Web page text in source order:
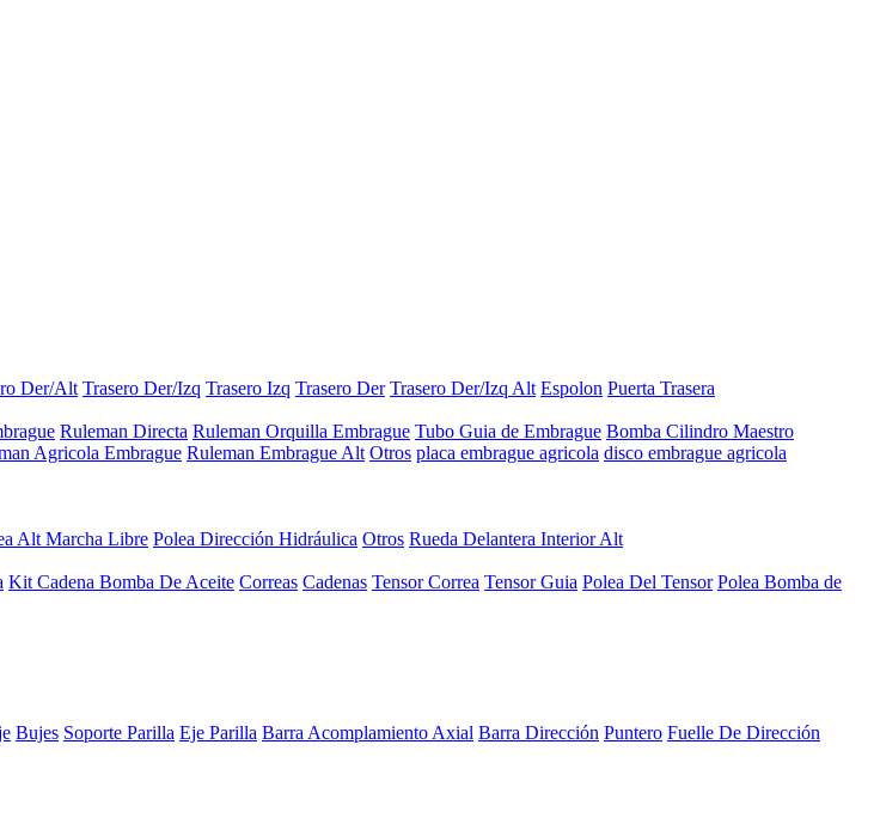
Der/Alt Trasero Der/Izq Trasero Izq Trasero Der Trasero Der/Izq Alt Espolon Puerta Trasera
Ruleman Directa Ruleman Orquilla Embrague Tubo Guia de Embrague Bomba Cilindro Maestro
Agricola Embrague Ruleman Embrague Alt Otros placa embrague agricola disco embrague agricola
Alt Marcha Libre Polea Dirección Hidráulica Otros Rueda Delantera Interior Alt
Kit Cadena Bomba De Aceite Correas Cadenas Tensor Correa Tensor Guia Polea Del Tensor Polea Bomba de
Bujes Soporte Parilla Eje Parilla Barra Acomplamiento Axial Barra Dirección Puntero Fuelle De Dirección